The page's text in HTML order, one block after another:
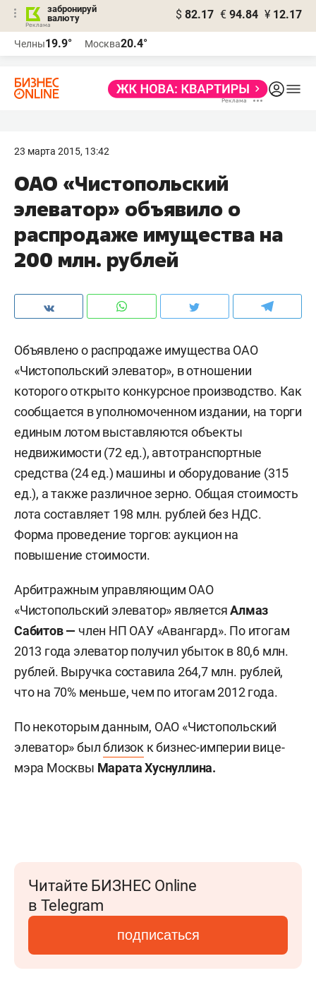
забронируй
валюту
$ 82.17 € 94.84 ¥ 12.17
Челны19.9° Москва20.4°
23 марта 2015, 13:42
ОАО «Чистопольский
элеватор» объявило о
распродаже имущества на
200 млн. рублей
Объявлено о распродаже имущества ОАО
«Чистопольский элеватор», в отношении
которого открыто конкурсное производство. Как
сообщается в уполномоченном издании, на торги
единым лотом выставляются объекты
недвижимости (72 ед.), автотранспортные
средства (24 ед.) машины и оборудование (315
ед.), а также различное зерно. Общая стоимость
лота составляет 198 млн. рублей без НДС.
Форма проведение торгов: аукцион на
повышение стоимости.
Арбитражным управляющим ОАО
«Чистопольский элеватор» являетсяАлмаз
Сабитов — член НП ОАУ «Авангард». По итогам
2013 года элеватор получил убыток в 80,6 млн.
рублей. Выручка составила 264,7 млн. рублей,
что на 70% меньше, чем по итогам 2012 года.
По некоторым данным, ОАО «Чистопольский
элеватор» былблизок к бизнес-империи вице-
мэра Москвы Марата Хуснуллина.
Читайте БИЗНЕС Online
в Telegram
подписаться